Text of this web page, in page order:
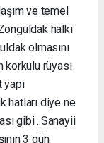
ve temel
halkı
olmasını
korkulu rüyası
hatları diye ne
gibi ..Sanayii
3 gün